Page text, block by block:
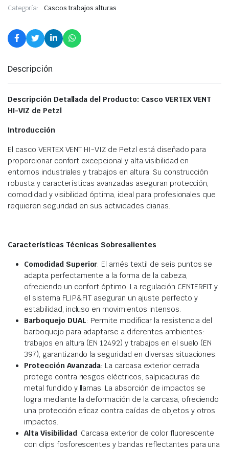
Categoría: Cascos trabajos alturas
Descripción
Descripción Detallada del Producto: Casco VERTEX VENT
HI-VIZ de Petzl
Introducción
El casco VERTEX VENT HI-VIZ de Petzl está diseñado para
proporcionar confort excepcional y alta visibilidad en
entornos industriales y trabajos en altura. Su construcción
robusta y características avanzadas aseguran protección,
comodidad y visibilidad óptima, ideal para profesionales que
requieren seguridad en sus actividades diarias.
Características Técnicas Sobresalientes
Comodidad Superior: El arnés textil de seis puntos se
adapta perfectamente a la forma de la cabeza,
ofreciendo un confort óptimo. La regulación CENTERFIT y
el sistema FLIP&FIT aseguran un ajuste perfecto y
estabilidad, incluso en movimientos intensos.
Barboquejo DUAL: Permite modificar la resistencia del
barboquejo para adaptarse a diferentes ambientes:
trabajos en altura (EN 12492) y trabajos en el suelo (EN
397), garantizando la seguridad en diversas situaciones.
Protección Avanzada: La carcasa exterior cerrada
protege contra riesgos eléctricos, salpicaduras de
metal fundido y llamas. La absorción de impactos se
logra mediante la deformación de la carcasa, ofreciendo
una protección eficaz contra caídas de objetos y otros
impactos.
Alta Visibilidad: Carcasa exterior de color fluorescente
con clips fosforescentes y bandas reflectantes para una